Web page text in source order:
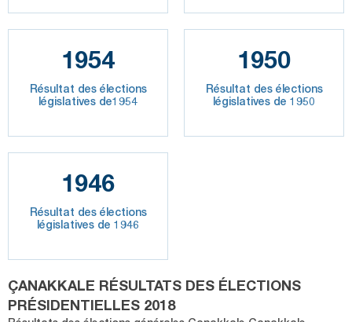
1954
Résultat des élections
législatives de1954
1950
Résultat des élections
législatives de 1950
1946
Résultat des élections
législatives de 1946
ÇANAKKALE RÉSULTATS DES ÉLECTIONS
PRÉSIDENTIELLES 2018